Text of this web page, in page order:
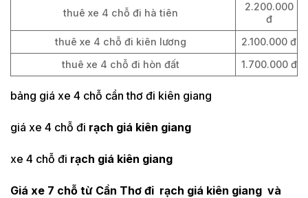
thuê xe 4 chỗ đi hà tiên
2.200.000
đ
thuê xe 4 chỗ đi kiên lương
2.100.000 đ
thuê xe 4 chỗ đi hòn đất
1.700.000 đ
bảng giá xe 4 chỗ cần thơ đi kiên giang
giá xe 4 chỗ đi rạch giá kiên giang
xe 4 chỗ đi rạch giá kiên giang
Giá xe 7 chỗ từ Cần Thơ đi rạch giá kiên giang và